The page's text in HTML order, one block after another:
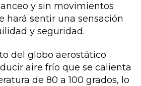
y sin movimientos
hará sentir una sensación
y seguridad.
del globo aerostático
aire frío que se calienta
de 80 a 100 grados, lo